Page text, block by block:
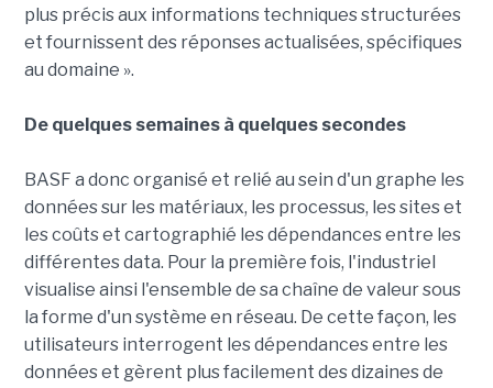
plus précis aux informations techniques structurées
et fournissent des réponses actualisées, spécifiques
au domaine ».
De quelques semaines à quelques secondes
BASF a donc organisé et relié au sein d'un graphe les
données sur les matériaux, les processus, les sites et
les coûts et cartographié les dépendances entre les
différentes data. Pour la première fois, l'industriel
visualise ainsi l'ensemble de sa chaîne de valeur sous
la forme d'un système en réseau. De cette façon, les
utilisateurs interrogent les dépendances entre les
données et gèrent plus facilement des dizaines de